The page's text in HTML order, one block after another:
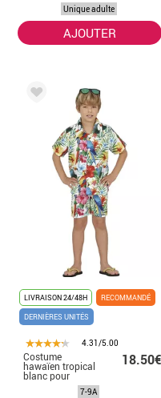
JambièresUnique adulte
AJOUTER
LIVRAISON 24/48H
RECOMMANDÉ
DERNIÈRES UNITÉS
4.31/5.00
Costume
hawaïen tropical
blanc pour
garçon
18.50€
7-9A